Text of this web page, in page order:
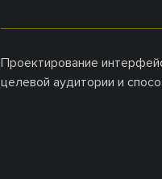
Проектирование
целевой аудитории и